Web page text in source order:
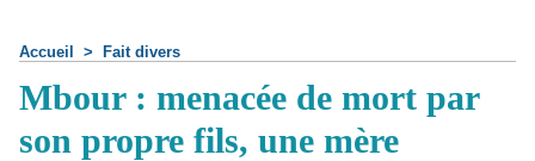
Accueil > Fait divers
Mbour : menacée de mort par
son propre fils, une mère